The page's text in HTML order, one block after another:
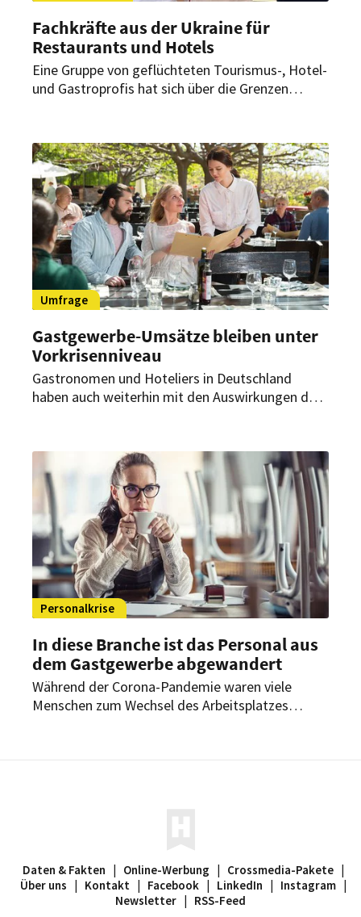
Fachkräfte aus der Ukraine für
Restaurants und Hotels
Eine Gruppe von geflüchteten Tourismus-, Hotel-
und Gastroprofis hat sich über die Grenzen
Betriebe ihre zu besetzenden Stellen
ausschreiben.
Umfrage
Gastgewerbe-Umsätze bleiben unter
Vorkrisenniveau
Gastronomen und Hoteliers in Deutschland
haben auch weiterhin mit den Auswirkungen der
ein Umsatzminus gegenüber dem ersten
Vorkrisen-Halbjahr, wie aus einer aktuellen
Umfrage des Dehoga Bundesverbandes
hervorgeht.
Personalkrise
In diese Branche ist das Personal aus
dem Gastgewerbe abgewandert
Während der Corona-Pandemie waren viele
Menschen zum Wechsel des Arbeitsplatzes
Daten & Fakten | Online-Werbung | Crossmedia-Pakete |
Über uns | Kontakt | Facebook | LinkedIn | Instagram |
Newsletter | RSS-Feed